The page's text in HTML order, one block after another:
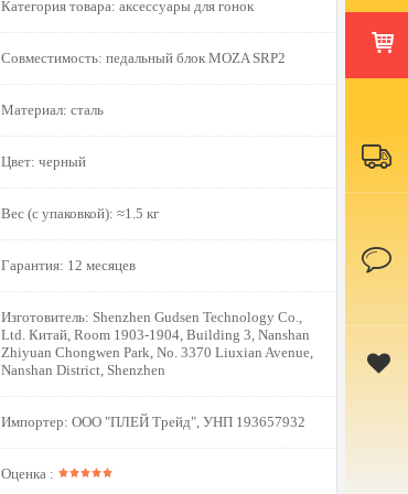
Категория товара: аксессуары для гонок
Совместимость: педальный блок MOZA SRP2
Материал: сталь
Цвет: черный
Вес (с упаковкой): ≈1.5 кг
Гарантия: 12 месяцев
Изготовитель: Shenzhen Gudsen Technology Со.,
Ltd. Китай, Room 1903-1904, Building 3, Nanshan
Zhiyuan Chongwen Park, No. 3370 Liuxian Avenue,
Nanshan District, Shenzhen
Импортер: ООО "ПЛЕЙ Трейд", УНП 193657932
Оценка :